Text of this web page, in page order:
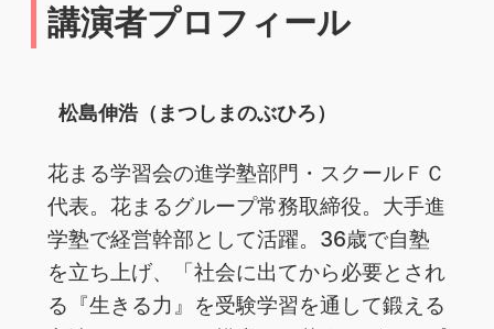
講演者プロフィール
松島伸浩（まつしまのぶひろ）
花まる学習会の進学塾部門・スクールＦＣ
代表。花まるグループ常務取締役。大手進
学塾で経営幹部として活躍。36歳で自塾
を立ち上げ、「社会に出てから必要とされ
る『生きる力』を受験学習を通して鍛える